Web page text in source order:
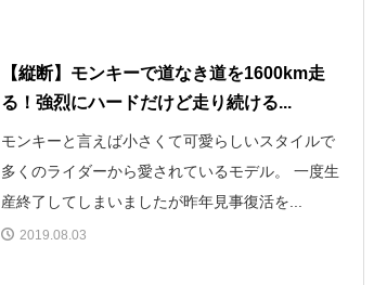
【縦断】モンキーで道なき道を1600km走
る！強烈にハードだけど走り続ける...
モンキーと言えば小さくて可愛らしいスタイルで
多くのライダーから愛されているモデル。 一度生
産終了してしまいましたが昨年見事復活を...
2019.08.03